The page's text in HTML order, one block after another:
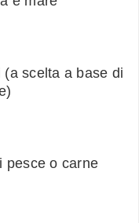
scelta a base di
pesce o carne